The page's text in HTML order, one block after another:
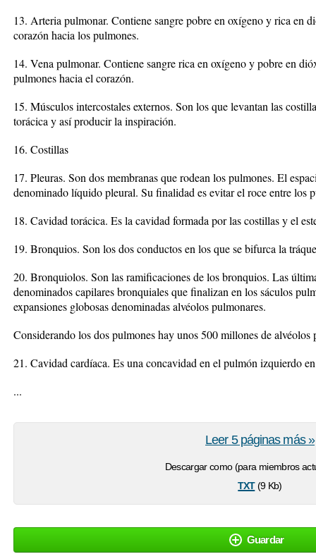
13. Arteria pulmonar. Contiene sangre pobre en oxígeno y rica en
corazón hacia los pulmones.
14. Vena pulmonar. Contiene sangre rica en oxígeno y pobre en
pulmones hacia el corazón.
15. Músculos intercostales externos. Son los que levantan las
torácica y así producir la inspiración.
16. Costillas
17. Pleuras. Son dos membranas que rodean los pulmones. El
denominado líquido pleural. Su finalidad es evitar el roce entre los
18. Cavidad torácica. Es la cavidad formada por las costillas y el
19. Bronquios. Son los dos conductos en los que se bifurca la
20. Bronquiolos. Son las ramificaciones de los bronquios. Las
denominados capilares bronquiales que finalizan en los sáculos
expansiones globosas denominadas alvéolos pulmonares.
Considerando los dos pulmones hay unos 500 millones de alvéolos
21. Cavidad cardíaca. Es una concavidad en el pulmón izquierdo
...
Descargar como (para miembros
txt(9 Kb)
Leer 5 páginas más »
Guardar